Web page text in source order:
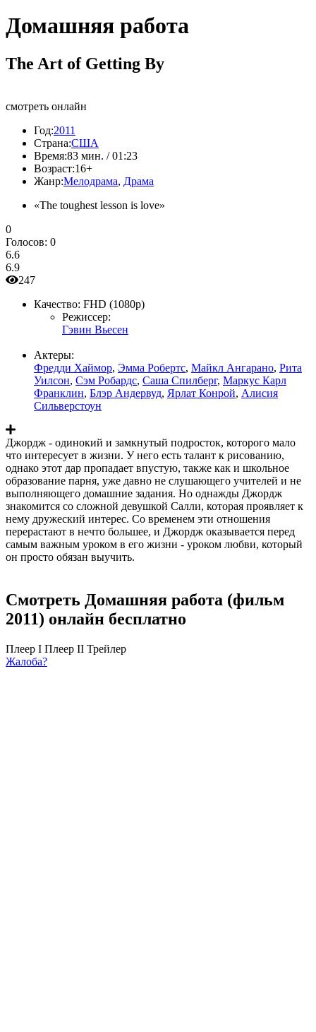
Домашняя работа
The Art of Getting By
смотреть онлайн
Год:2011
Страна:США
Время:83 мин. / 01:23
Возраст:16+
Жанр:Мелодрама, Драма
«The toughest lesson is love»
0
Голосов: 0
6.6
6.9
247
Качество: FHD (1080p)
Режиссер:
Гэвин Вьесен
Актеры:
Фредди Хаймор, Эмма Робертс, Майкл Ангарано, Рита
Уилсон, Сэм Робардс, Саша Спилберг, Маркус Карл
Франклин, Блэр Андервуд, Ярлат Конрой, Алисия
Сильверстоун
Джордж - одинокий и замкнутый подросток, которого мало
что интересует в жизни. У него есть талант к рисованию,
однако этот дар пропадает впустую, также как и школьное
образование парня, уже давно не слушающего учителей и не
выполняющего домашние задания. Но однажды Джордж
знакомится со сложной девушкой Салли, которая проявляет к
нему дружеский интерес. Со временем эти отношения
перерастают в нечто большее, и Джордж оказывается перед
самым важным уроком в его жизни - уроком любви, который
он просто обязан выучить.
Смотреть Домашняя работа (фильм
2011) онлайн бесплатно
Плеер I Плеер II Трейлер
Жалоба?